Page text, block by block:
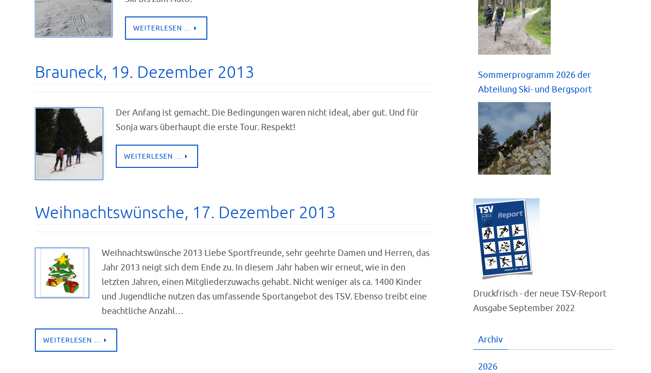
WEITERLESEN …
Brauneck, 19. Dezember 2013
Der Anfang ist gemacht. Die Bedingungen waren nicht ideal, aber gut. Und für
Sonja wars überhaupt die erste Tour. Respekt!
WEITERLESEN …
Weihnachtswünsche, 17. Dezember 2013
Weihnachtswünsche 2013 Liebe Sportfreunde, sehr geehrte Damen und Herren, das
Jahr 2013 neigt sich dem Ende zu. In diesem Jahr haben wir erneut, wie in den
letzten Jahren, einen Mitgliederzuwachs gehabt. Nicht weniger als ca. 1400 Kinder
und Jugendliche nutzen das umfassende Sportangebot des TSV. Ebenso treibt eine
beachtliche Anzahl…
WEITERLESEN …
Sommerprogramm 2026 der
Abteilung Ski- und Bergsport
Druckfrisch - der neue TSV-Report
Ausgabe September 2022
Archiv
2026